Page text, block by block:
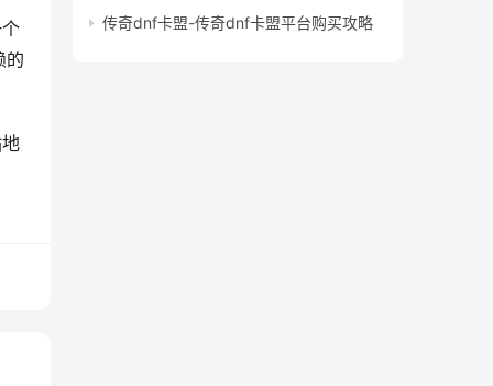
的
传奇dnf卡盟-传奇dnf卡盟平台购买攻略